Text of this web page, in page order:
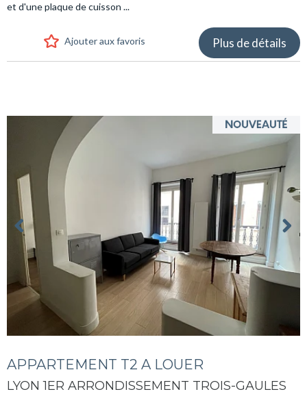
et d'une plaque de cuisson ...
Ajouter aux favoris Plus de détails
APPARTEMENT T2 A LOUER
LYON 1ER ARRONDISSEMENT TROIS-GAULES